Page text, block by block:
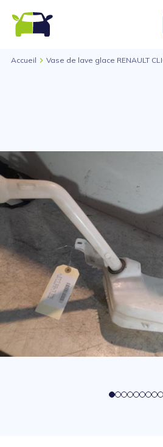
Accueil Vase de lave glace RENAULT